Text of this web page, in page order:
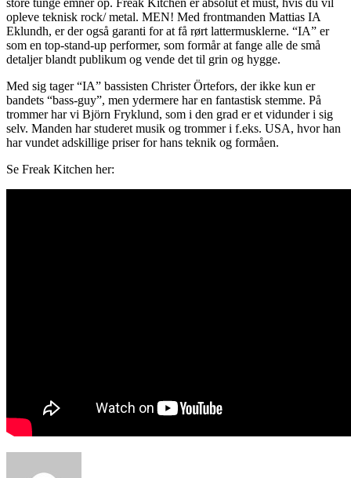
opleve teknisk rock/ metal. MEN! Med frontmanden Mattias IA
Eklundh, er der også garanti for at få rørt lattermusklerne. “IA” er
som en top-stand-up performer, som formår at fange alle de små
detaljer blandt publikum og vende det til grin og hygge.
Med sig tager “IA” bassisten Christer Örtefors, der ikke kun er
bandets “bass-guy”, men ydermere har en fantastisk stemme. På
trommer har vi Björn Fryklund, som i den grad er et vidunder i sig
selv. Manden har studeret musik og trommer i f.eks. USA, hvor han
har vundet adskillige priser for hans teknik og formåen.
Se Freak Kitchen her: